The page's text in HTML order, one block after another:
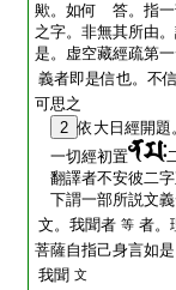
歟。如何 答。指一
之字。非無其所由
是。虚空藏經疏第
義者即是信也。不
可思之
2 依大日經開題
一切經初置
翻譯者不安彼二
下謂一部所説文
文。我聞者 等 者。
菩薩自指己身言如
我聞 文